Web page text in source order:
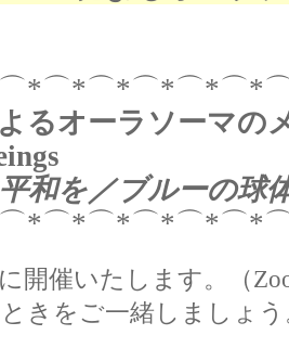
⌒*⌒*⌒*⌒*⌒*⌒*
るオーラソーマの
和を／ブルーの球
⌒*⌒*⌒*⌒*⌒*⌒*
開催いたします。 （
きをご一緒しましょう